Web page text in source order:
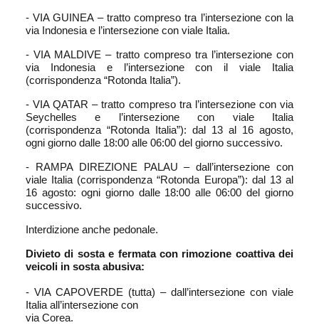
- VIA GUINEA – tratto compreso tra l’intersezione con la
via Indonesia e l’intersezione con viale Italia.
- VIA MALDIVE – tratto compreso tra l’intersezione con
via Indonesia e l’intersezione con il viale Italia
(corrispondenza “Rotonda Italia”).
- VIA QATAR – tratto compreso tra l’intersezione con via
Seychelles e l’intersezione con viale Italia
(corrispondenza “Rotonda Italia”): dal 13 al 16 agosto,
ogni giorno dalle 18:00 alle 06:00 del giorno successivo.
- RAMPA DIREZIONE PALAU – dall’intersezione con
viale Italia (corrispondenza “Rotonda Europa”): dal 13 al
16 agosto: ogni giorno dalle 18:00 alle 06:00 del giorno
successivo.
Interdizione anche pedonale.
Divieto di sosta e fermata con rimozione coattiva dei
veicoli in sosta abusiva:
- VIA CAPOVERDE (tutta) – dall’intersezione con viale
Italia all’intersezione con
via Corea.